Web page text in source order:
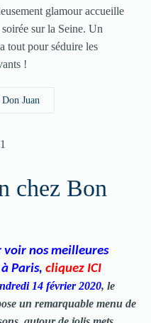
glamour accueille
sur la Seine. Un
tout pour séduire les
!
Juan
chez Bon
nos meilleures
Paris, cliquez ICI
14 février 2020, le
un remarquable menu de